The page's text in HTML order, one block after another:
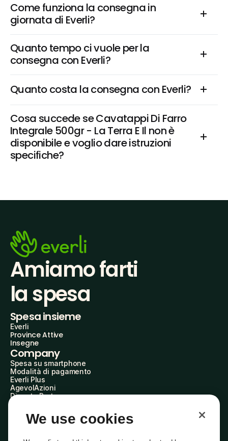
Come funziona la consegna in
giornata di Everli?
Quanto tempo ci vuole per la
consegna con Everli?
Quanto costa la consegna con Everli?
Cosa succede se Cavatappi Di Farro
Integrale 500gr - La Terra E Il non è
disponibile e voglio dare istruzioni
specifiche?
Amiamo farti
la spesa
Spesa insieme
Everli
Province Attive
Insegne
Company
Spesa su smartphone
Modalità di pagamento
Everli Plus
AgevolAzioni
Diventa Partner
Everli Shoppers
About Us
We use cookies